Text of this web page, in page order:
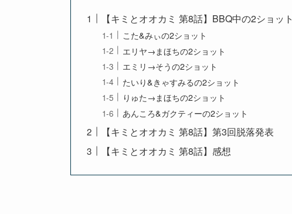
【キミとオオカミ 第8話】BBQ中の2ショット
こた&みぃの2ショット
エリヤ→まほちの2ショット
エミリ→そうの2ショット
たいり&きゃすみるの2ショット
りゅた→まほちの2ショット
あんころ&ガクティーの2ショット
【キミとオオカミ 第8話】第3回脱落発表
【キミとオオカミ 第8話】感想